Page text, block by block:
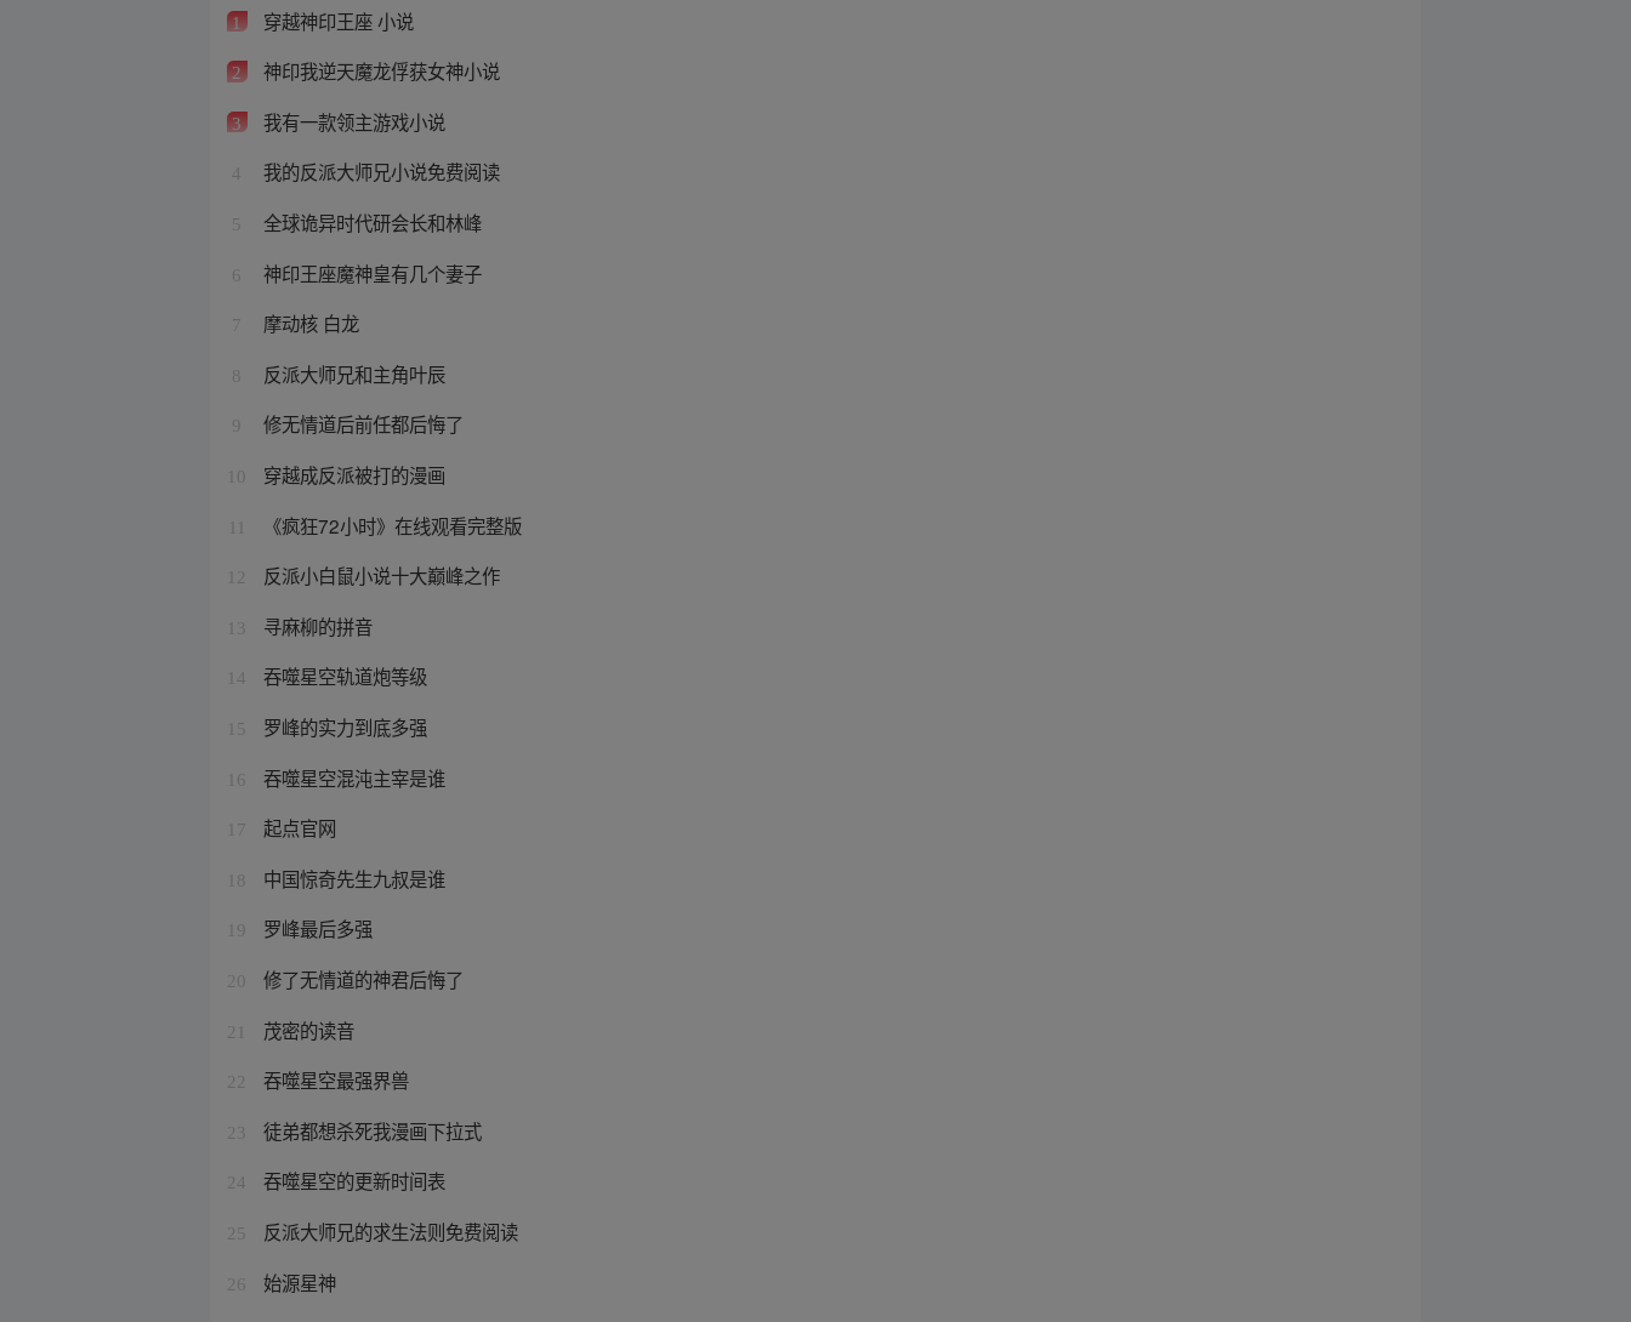
1 穿越神印王座 小说
2 神印我逆天魔龙俘获女神小说
3 我有一款领主游戏小说
4 我的反派大师兄小说免费阅读
5 全球诡异时代研会长和林峰
6 神印王座魔神皇有几个妻子
7 摩动核 白龙
8 反派大师兄和主角叶辰
9 修无情道后前任都后悔了
10 穿越成反派被打的漫画
《疯狂72小时》在线观看完整版
12 反派小白鼠小说十大巅峰之作
13 寻麻柳的拼音
14 吞噬星空轨道炮等级
15 罗峰的实力到底多强
16 吞噬星空混沌主宰是谁
17 起点官网
18 中国惊奇先生九叔是谁
19 罗峰最后多强
20 修了无情道的神君后悔了
21 茂密的读音
22 吞噬星空最强界兽
23 徒弟都想杀死我漫画下拉式
24 吞噬星空的更新时间表
25 反派大师兄的求生法则免费阅读
26
始源星神